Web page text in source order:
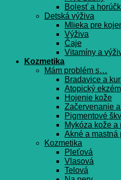
Bolesť a
Detská výživa
Mlieka pre
Výživa
Čaje
Vitamíny a
Kozmetika
Mám problém s…
Bradavice a
Atopický
Hojenie kože
Začervenanie
Pigmentové
Mykóza kože a
Akné a mastná
Kozmetika
Pleťová
Vlasová
Telová